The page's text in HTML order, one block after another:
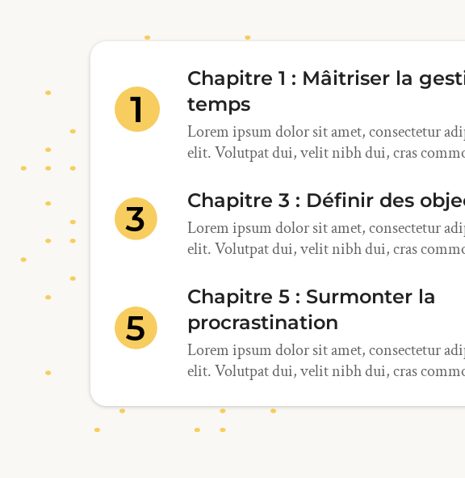
Chapitre 1 : Mâitriser la
temps
Lorem ipsum dolor sit amet, consectetur
elit. Volutpat dui, velit nibh dui, cras
Chapitre 3 : Définir des
Lorem ipsum dolor sit amet, consectetur
elit. Volutpat dui, velit nibh dui, cras
Chapitre 5 : Surmonter la
procrastination
Lorem ipsum dolor sit amet, consectetur
elit. Volutpat dui, velit nibh dui, cras